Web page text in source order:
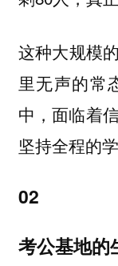
这种大规模
里无声的常
中，面临着
坚持全程的
02
考公基地的